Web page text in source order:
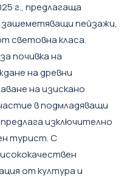
г., предлагаща
пейзажи,
световна класа.
почивка на
на древни
на изискано
в подмладяващи
изключително
турист. С
от култура и